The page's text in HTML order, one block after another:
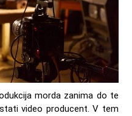
morda zanima do te
video producent. V tem